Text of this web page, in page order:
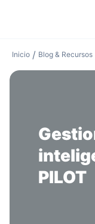
Inicio / Blog & Recursos
PILOT